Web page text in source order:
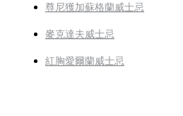
尊尼獲加蘇格蘭威士忌
麥克達夫威士忌
紅胸愛爾蘭威士忌